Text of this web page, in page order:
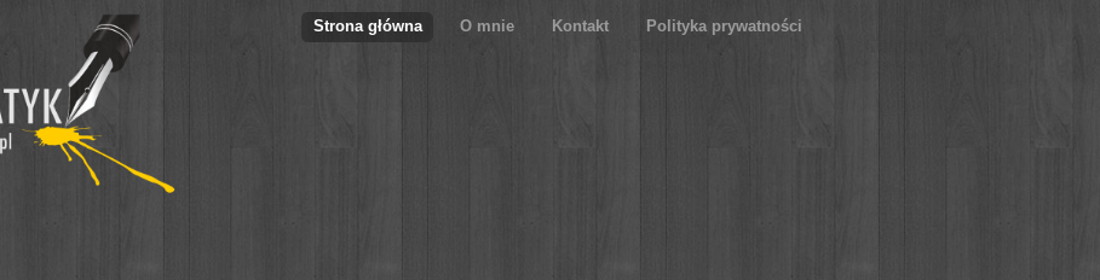
Strona główna O mnie Kontakt Polityka prywatności